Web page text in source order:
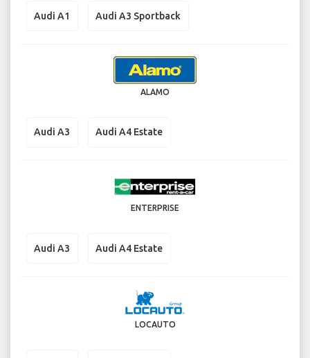
Audi A1 Audi A3 Sportback
ALAMO
Audi A3 Audi A4 Estate
ENTERPRISE
Audi A3 Audi A4 Estate
LOCAUTO